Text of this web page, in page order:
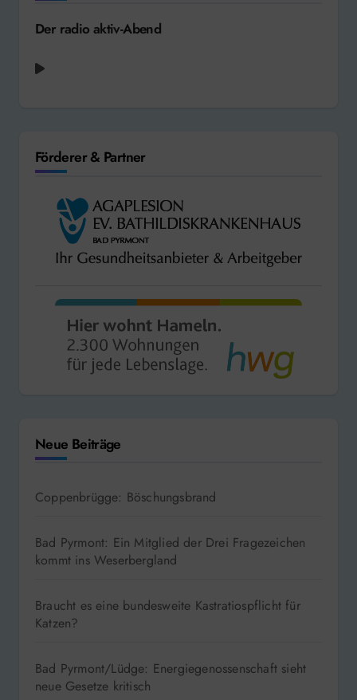
Der radio aktiv-Abend
Förderer & Partner
Neue Beiträge
Coppenbrügge: Böschungsbrand
Bad Pyrmont: Ein Mitglied der Drei Fragezeichen
kommt ins Weserbergland
Braucht es eine bundesweite Kastratiospflicht für
Katzen?
Bad Pyrmont/Lüdge: Energiegenossenschaft sieht
neue Gesetze kritisch